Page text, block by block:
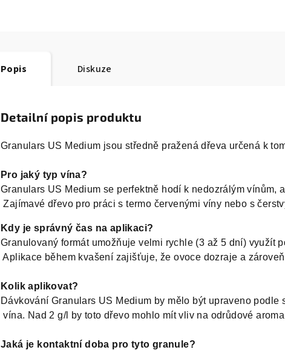
Popis Diskuze
Detailní popis produktu
Granulars US Medium jsou středně pražená dřeva určená k
Pro jaký typ vína?
Granulars US Medium se perfektně hodí k nedozrálým
Zajímavé dřevo pro práci s termo červenými víny nebo s
Kdy je správný čas na aplikaci?
Granulovaný formát umožňuje velmi rychle (3 až 5 dní) využít
Aplikace během kvašení zajišťuje, že ovoce dozraje a
Kolik aplikovat?
Dávkování Granulars US Medium by mělo být upraveno
vína. Nad 2 g/l by toto dřevo mohlo mít vliv na odrůdové
Jaká je kontaktní doba pro tyto granule?